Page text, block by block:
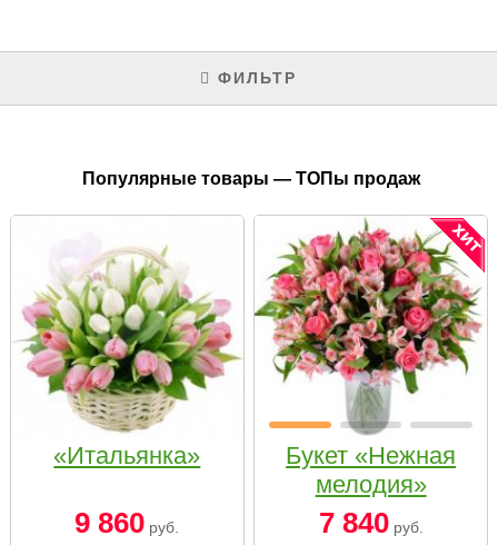
ФИЛЬТР
Популярные товары — ТОПы продаж
«Итальянка»
9 860 руб.
Букет «Нежная
мелодия»
7 840руб.